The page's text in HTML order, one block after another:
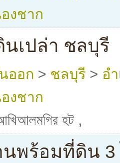
งชาก
เปล่า ชลบุรี
ออก > ชลบุรี > อ
งชาก
হট ,
พร้อมที่ดิน 3